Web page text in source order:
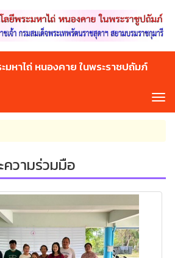
มหาไถ่ หนองคาย ในพระราชปถัมภ์
วามร่วมมือ